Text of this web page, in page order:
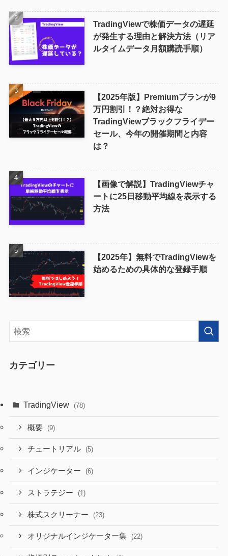
TradingViewで株価データの遅延
が発生する理由と解決方法（リア
ルタイムデータ月額購読手順）
【2025年版】Premiumプランが9
万円割引！？絶対お得な
TradingViewブラックフライデー
セール、今年の開催期間と内容
は？
【画像で解説】TradingViewチャ
ートに25日移動平均線を表示する
方法
【2025年】無料でTradingViewを
始めるための具体的な登録手順
カテゴリー
TradingView (78)
概要 (9)
チュートリアル (5)
インジケーター (6)
ストラテジー (1)
株式スクリーナー (23)
オリジナルインジケーター集 (22)